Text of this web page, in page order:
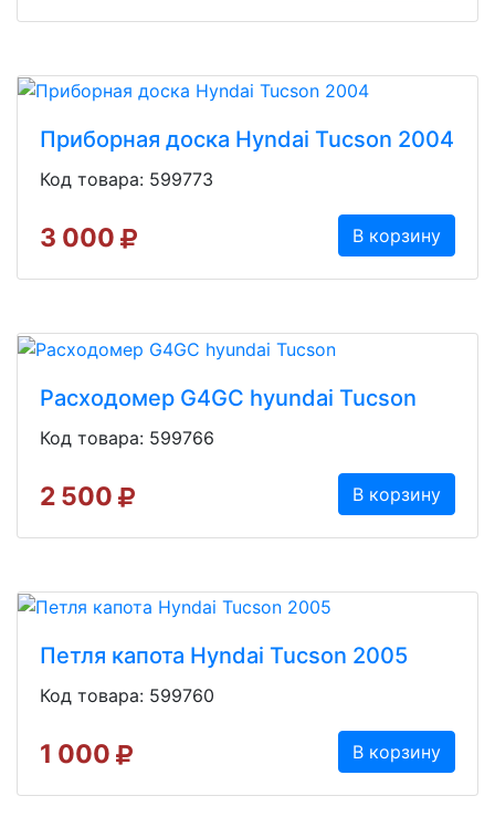
Приборная доска Hyndai Tucson 2004
Код товара: 599773
3 000 В корзину
Расходомер G4GC hyundai Tucson
Код товара: 599766
2 500 В корзину
Петля капота Hyndai Tucson 2005
Код товара: 599760
1 000 В корзину